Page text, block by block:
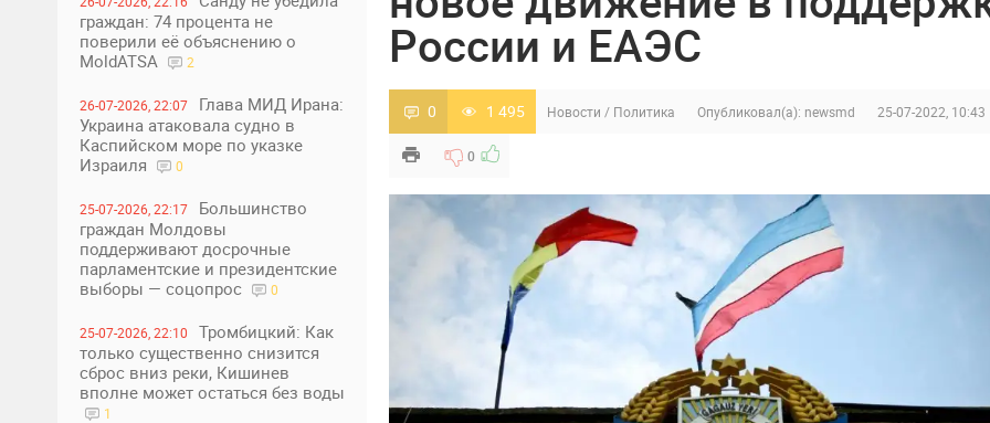
граждан: 74 процента не
поверили её объяснению о
MoldATSA
2
26-07-2026, 22:07
Глава МИД Ирана:
Украина атаковала судно в
Каспийском море по указке
Израиля
0
25-07-2026, 22:17
Большинство
граждан Молдовы
поддерживают досрочные
парламентские и президентские
выборы — соцопрос
0
25-07-2026, 22:10
Тромбицкий: Как
только существенно снизится
сброс вниз реки, Кишинев
вполне может остаться без воды
1
России и ЕАЭС
0 1 495 Новости / Политика Опубликовал(а): newsmd 25-07-2022, 10:43
0